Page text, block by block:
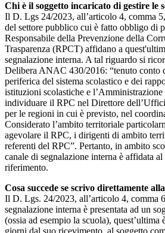
Chi è il soggetto incaricato di gestire le
Il D. Lgs 24/2023, all’articolo 4, comma
del settore pubblico cui è fatto obbligo di
Responsabile della Prevenzione della
Trasparenza (RPCT) affidano a
segnalazione interna. A tal riguardo si
Delibera ANAC 430/2016: “tenuto conto
periferica del sistema scolastico e dei
istituzioni scolastiche e
individuare il RPC nel Direttore
per le regioni in cui è previsto, nel
Considerato l’ambito territoriale
agevolare il RPC, i dirigenti di ambito
referenti del RPC”. Pertanto, in ambito
canale di segnalazione interna è affidata
riferimento.
Cosa succede se scrivo direttamente
Il D. Lgs. 24/2023, all’articolo 4, comma
segnalazione interna è presentata ad un
(ossia ad esempio la scuola), quest’ultima